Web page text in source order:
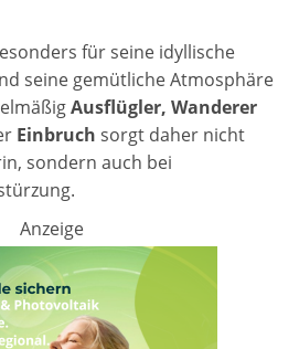
für seine idyllische
seine gemütliche Atmosphäre
Ausflügler, Wanderer
Einbruch sorgt daher nicht
sondern auch bei
Anzeige